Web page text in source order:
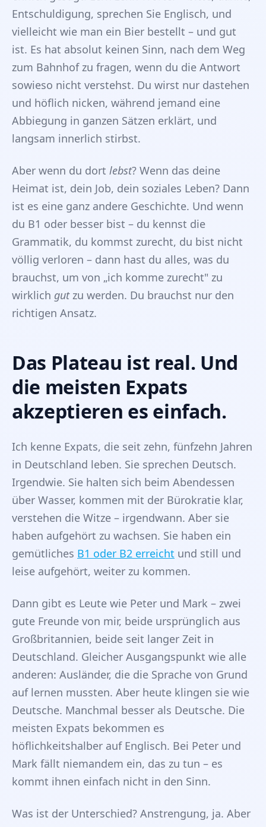
Entschuldigung, sprechen Sie Englisch, und
vielleicht wie man ein Bier bestellt – und gut
ist. Es hat absolut keinen Sinn, nach dem Weg
zum Bahnhof zu fragen, wenn du die Antwort
sowieso nicht verstehst. Du wirst nur dastehen
und höflich nicken, während jemand eine
Abbiegung in ganzen Sätzen erklärt, und
langsam innerlich stirbst.
Aber wenn du dort lebst? Wenn das deine
Heimat ist, dein Job, dein soziales Leben? Dann
ist es eine ganz andere Geschichte. Und wenn
du B1 oder besser bist – du kennst die
Grammatik, du kommst zurecht, du bist nicht
völlig verloren – dann hast du alles, was du
brauchst, um von „ich komme zurecht" zu
wirklich gutzu werden. Du brauchst nur den
richtigen Ansatz.
Das Plateau ist real. Und
die meisten Expats
akzeptieren es einfach.
Ich kenne Expats, die seit zehn, fünfzehn Jahren
in Deutschland leben. Sie sprechen Deutsch.
Irgendwie. Sie halten sich beim Abendessen
über Wasser, kommen mit der Bürokratie klar,
verstehen die Witze – irgendwann. Aber sie
haben aufgehört zu wachsen. Sie haben ein
gemütliches B1 oder B2 erreicht und still und
leise aufgehört, weiter zu kommen.
Dann gibt es Leute wie Peter und Mark – zwei
gute Freunde von mir, beide ursprünglich aus
Großbritannien, beide seit langer Zeit in
Deutschland. Gleicher Ausgangspunkt wie alle
anderen: Ausländer, die die Sprache von Grund
auf lernen mussten. Aber heute klingen sie wie
Deutsche. Manchmal besser als Deutsche. Die
meisten Expats bekommen es
höflichkeitshalber auf Englisch. Bei Peter und
Mark fällt niemandem ein, das zu tun – es
kommt ihnen einfach nicht in den Sinn.
Was ist der Unterschied? Anstrengung, ja. Aber